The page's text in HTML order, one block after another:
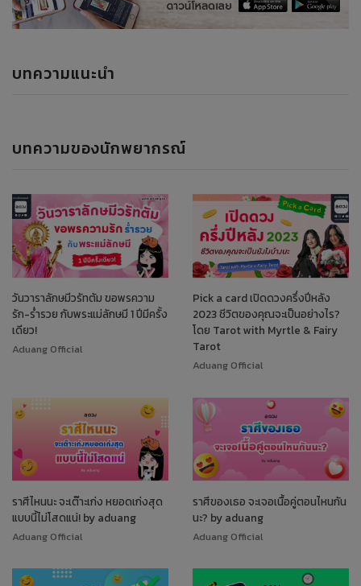
บทความแนะนำ
บทความของนักพยากรณ์
วันวาราลักษมีวรัทตัม ขอพรความ
รัก-ร่ำรวย กับพระแม่ลักษมี 1 ปีมีครั้ง
เดียว!
Aduang Official
Pick a card เปิดดวงครึ่งปีหลัง
2023 ชีวิตของคุณจะเป็นอย่างไร?
โดย Tarot with Myrtle & Fairy
Tarot
Aduang Official
ราศีไหนนะ จะเต๊าะเก่ง หยอดเก่งสุด
แบบนี้ไม่โสดแน่! by aduang
Aduang Official
ราศีของเธอ จะเจอเนื้อคู่ตอนไหนกัน
นะ? by aduang
Aduang Official